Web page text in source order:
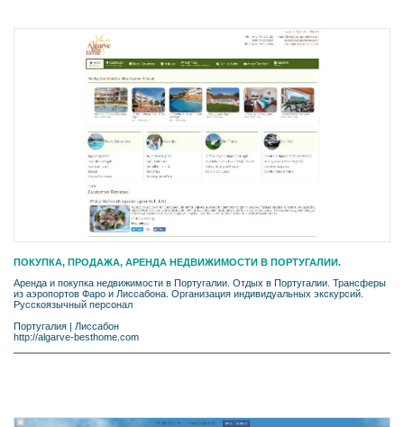
ПОКУПКА, ПРОДАЖА, АРЕНДА НЕДВИЖИМОСТИ В ПОРТУГАЛИИ.
Аренда и покупка недвижимости в Португалии. Отдых в Португалии. Трансферы
из аэропортов Фаро и Лиссабона. Организация индивидуальных экскурсий.
Русскоязычный персонал
Португалия | Лиссабон
http://algarve-besthome.com